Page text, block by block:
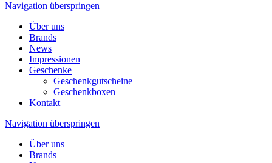
Navigation überspringen
Über uns
Brands
News
Impressionen
Geschenke
Geschenkgutscheine
Geschenkboxen
Kontakt
Navigation überspringen
Über uns
Brands